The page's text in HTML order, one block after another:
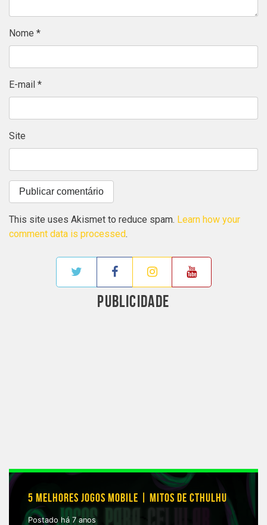
Nome *
E-mail *
Site
This site uses Akismet to reduce spam. Learn how your
comment data is processed.
PUBLICIDADE
5 MELHORES JOGOS MOBILE | MITOS DE CTHULHU
Postado há 7 anos